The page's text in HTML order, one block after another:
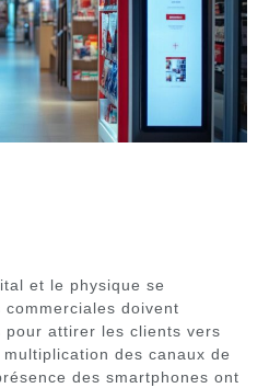
et le physique se
doivent
attirer les clients vers
des canaux de
des smartphones ont